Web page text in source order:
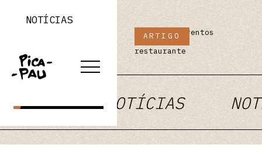
NOTÍCIAS
LOJA ONLINE
Artigos e eventos
do nosso
restaurante
ARTIGO
NOTÍCIAS